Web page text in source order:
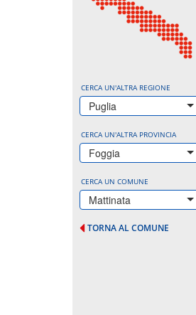
CERCA UN'ALTRA REGIONE
Puglia
CERCA UN'ALTRA PROVINCIA
Foggia
CERCA UN COMUNE
Mattinata
TORNA AL COMUNE